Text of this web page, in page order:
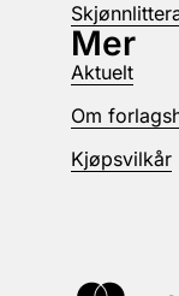
Mer
Aktuelt
Om
Kjøpsvilkår